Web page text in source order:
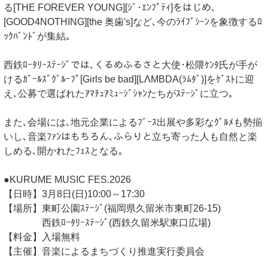
る[THE FOREVER YOUNG][ｼﾞ･ｴﾝﾌﾟﾃｨ]をはじめ､
[GOOD4NOTHING][the 奥歯's]など､今のﾗｲﾌﾞｼｰﾝを象徴するﾛ
ｯｸﾊﾞﾝﾄﾞが集結｡
西鉄ﾛｰﾀﾘｰｽﾃｰｼﾞでは､くるめふるさと大使･松隈ｹﾝﾀ氏が手が
けるｶﾞｰﾙｽﾞｸﾞﾙｰﾌﾟ[Girls be bad][LΛMBDA(ﾗﾑﾀﾞ)]をｹﾞｽﾄに迎
え､公募で選ばれたｱﾏﾁｭｱﾐｭｰｼﾞｼｬﾝたちがｽﾃｰｼﾞに立つ｡
また､会場には､地元企業によるﾌﾞｰｽ出展や多彩なｸﾞﾙﾒも勢揃
いし､音楽ﾌｧﾝはもちろん､ふらりと立ち寄った人も自然と楽
しめる､開かれたﾌｪｽとなる｡
●KURUME MUSIC FES.2026
【日時】3月8日(日)10:00～17:30
【場所】東町公園ｽﾃｰｼﾞ(福岡県久留米市東町26-15)
西鉄ﾛｰﾀﾘｰｽﾃｰｼﾞ(西鉄久留米駅東口広場)
【料金】入場無料
【主催】音楽によるまちづくり推進実行委員会